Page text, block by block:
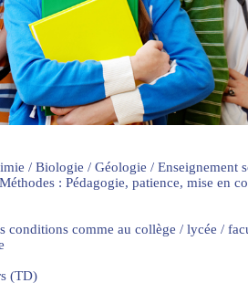
/ Biologie / Géologie / Enseignement
: Pédagogie, patience, mise en
conditions comme au collège / lycée /
(TD)